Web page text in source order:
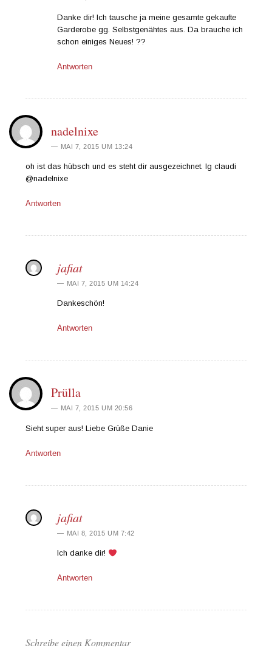
Danke dir! Ich tausche ja meine gesamte gekaufte
Garderobe gg. Selbstgenähtes aus. Da brauche ich
schon einiges Neues! ??
Antworten
nadelnixe
MAI 7, 2015 UM 13:24
oh ist das hübsch und es steht dir ausgezeichnet. lg claudi
@nadelnixe
Antworten
jafiat
MAI 7, 2015 UM 14:24
Dankeschön!
Antworten
Prülla
MAI 7, 2015 UM 20:56
Sieht super aus! Liebe Grüße Danie
Antworten
jafiat
MAI 8, 2015 UM 7:42
Ich danke dir!
Antworten
Schreibe einen Kommentar